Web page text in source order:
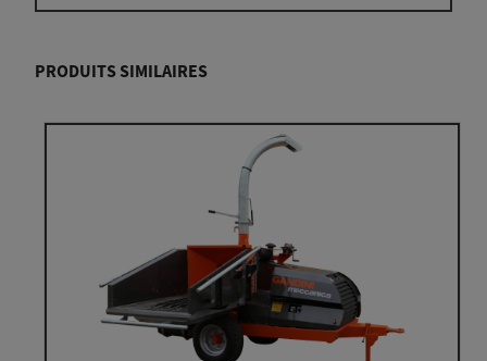
PRODUITS SIMILAIRES